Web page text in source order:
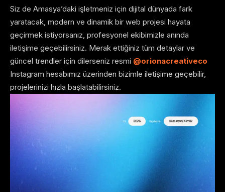
Siz de Amasya’daki işletmeniz için dijital dünyada fark
yaratacak, modern ve dinamik bir web projesi hayata
geçirmek istiyorsanız, profesyonel ekibimizle anında
iletişime geçebilirsiniz. Merak ettiğiniz tüm detaylar ve
güncel trendler için dilerseniz resmi @orionacreativeco
Instagram hesabımız üzerinden bizimle iletişime geçebilir,
projelerinizi hızla başlatabilirsiniz.